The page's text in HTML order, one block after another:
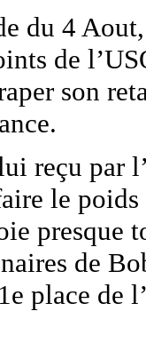
du 4
de
son
reçu par
le
presque
de
place de